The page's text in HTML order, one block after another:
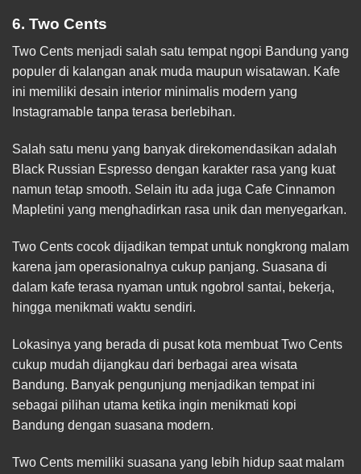
6. Two Cents
Two Cents menjadi salah satu tempat ngopi Bandung yang
populer di kalangan anak muda maupun wisatawan. Kafe
ini memiliki desain interior minimalis modern yang
Instagramable tanpa terasa berlebihan.
Salah satu menu yang banyak direkomendasikan adalah
Black Russian Espresso dengan karakter rasa yang kuat
namun tetap smooth. Selain itu ada juga Cafe Cinnamon
Mapletini yang menghadirkan rasa unik dan menyegarkan.
Two Cents cocok dijadikan tempat untuk nongkrong malam
karena jam operasionalnya cukup panjang. Suasana di
dalam kafe terasa nyaman untuk ngobrol santai, bekerja,
hingga menikmati waktu sendiri.
Lokasinya yang berada di pusat kota membuat Two Cents
cukup mudah dijangkau dari berbagai area wisata
Bandung. Banyak pengunjung menjadikan tempat ini
sebagai pilihan utama ketika ingin menikmati kopi
Bandung dengan suasana modern.
Two Cents memiliki suasana yang lebih hidup saat malam